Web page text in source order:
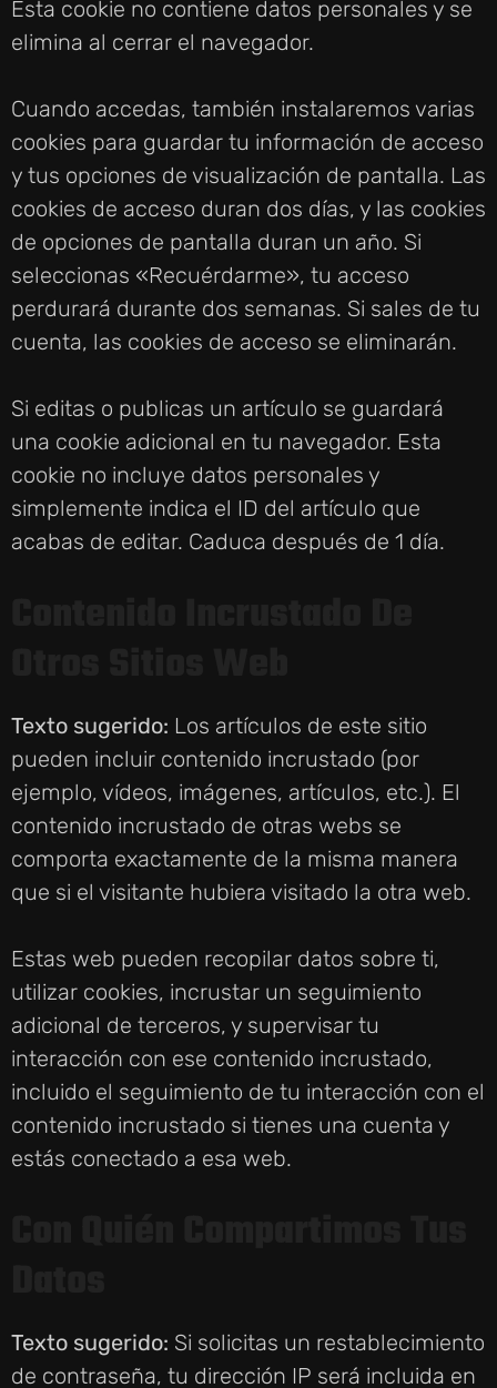
Esta cookie no contiene datos personales y se
elimina al cerrar el navegador.
Cuando accedas, también instalaremos varias
cookies para guardar tu información de acceso
y tus opciones de visualización de pantalla. Las
cookies de acceso duran dos días, y las cookies
de opciones de pantalla duran un año. Si
seleccionas «Recuérdarme», tu acceso
perdurará durante dos semanas. Si sales de tu
cuenta, las cookies de acceso se eliminarán.
Si editas o publicas un artículo se guardará
una cookie adicional en tu navegador. Esta
cookie no incluye datos personales y
simplemente indica el ID del artículo que
acabas de editar. Caduca después de 1 día.
Texto sugerido: Los artículos de este sitio
pueden incluir contenido incrustado (por
ejemplo, vídeos, imágenes, artículos, etc.). El
contenido incrustado de otras webs se
comporta exactamente de la misma manera
que si el visitante hubiera visitado la otra web.
Estas web pueden recopilar datos sobre ti,
utilizar cookies, incrustar un seguimiento
adicional de terceros, y supervisar tu
interacción con ese contenido incrustado,
incluido el seguimiento de tu interacción con el
contenido incrustado si tienes una cuenta y
estás conectado a esa web.
Texto sugerido: Si solicitas un restablecimiento
de contraseña, tu dirección IP será incluida en